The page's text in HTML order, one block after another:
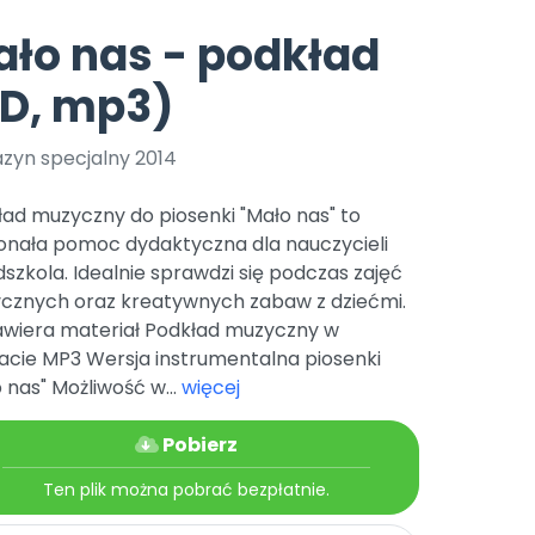
Archiwalne numery
Pomoc
Nowości
Zapowiedzi
Promocje
czerwca 2024 r. uzyskała
r. Nr decyzji:
Online.
Bliżej Pieska
Pomoc zwierzętom
Książka (dla) Przedszkolaka
TikTok
Zobacz nas na TikToku
YouTube
nas - podkład
mp3)
specjalny 2014
muzyczny do piosenki "Mało nas" to
pomoc dydaktyczna dla nauczycieli
Idealnie sprawdzi się podczas zajęć
oraz kreatywnych zabaw z dziećmi.
materiał Podkład muzyczny w
MP3 Wersja instrumentalna piosenki
nas" Możliwość w... więcej
Pobierz
Ten plik można pobrać bezpłatnie.